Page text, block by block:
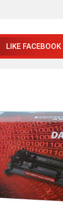
LIKE FACEBOOK